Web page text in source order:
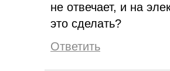
не отвечает, и на
это сделать?
Ответить